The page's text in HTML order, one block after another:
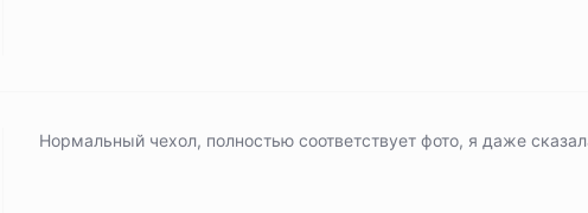
Нормальный чехол, полностью соответствует фото, я даже